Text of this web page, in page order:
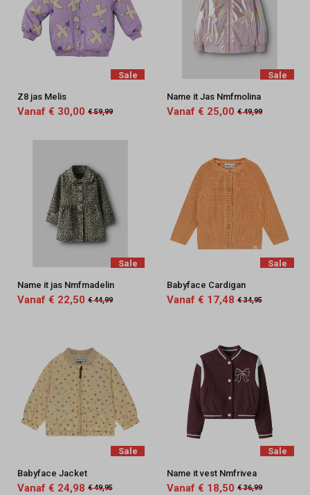
Sale
Z8 jas Melis
Vanaf € 30,00 € 59,99
Sale
Name it Jas Nmfmolina
Vanaf € 25,00 € 49,99
Sale
Name it jas Nmfmadelin
Vanaf € 22,50 € 44,99
Sale
Babyface Cardigan
Vanaf € 17,48 € 34,95
Sale
Babyface Jacket
Vanaf € 24,98 € 49,95
Sale
Name it vest Nmfrivea
Vanaf € 18,50 € 36,99